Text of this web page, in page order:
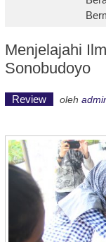
Menjelajahi
Sonobudoyo
Review oleh